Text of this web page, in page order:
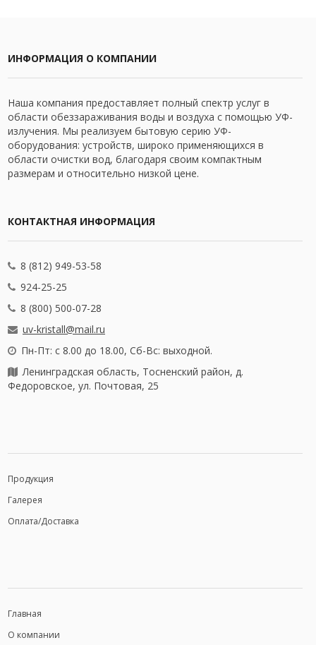
ИНФОРМАЦИЯ О КОМПАНИИ
Наша компания предоставляет полный спектр услуг в
области обеззараживания воды и воздуха с помощью УФ-
излучения. Мы реализуем бытовую серию УФ-
оборудования: устройств, широко применяющихся в
области очистки вод, благодаря своим компактным
размерам и относительно низкой цене.
КОНТАКТНАЯ ИНФОРМАЦИЯ
8 (812) 949-53-58
924-25-25
8 (800) 500-07-28
uv-kristall@mail.ru
Пн-Пт: с 8.00 до 18.00, Сб-Вс: выходной.
Ленинградская область, Тосненский район, д.
Федоровское, ул. Почтовая, 25
Продукция
Галерея
Оплата/Доставка
Главная
О компании